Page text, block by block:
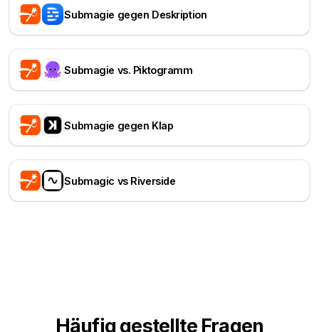
Submagie gegen Deskription
Submagie vs. Piktogramm
Submagie gegen Klap
Submagic vs Riverside
Häufig gestellte Fragen